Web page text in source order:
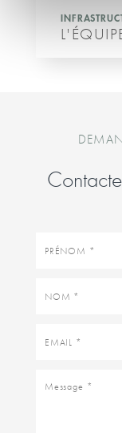
Prénom
Nom
Email
Message